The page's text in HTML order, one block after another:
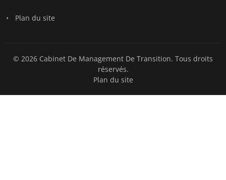
Plan du site
© 2026 Cabinet De Management De Transition. Tous droits
réservés.
Plan du site